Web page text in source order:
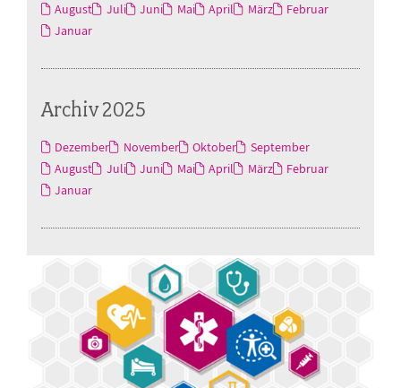
August Juli Juni Mai April März
Februar
Januar
Archiv 2025
Dezember November Oktober
September
August
Juli Juni Mai April März
Februar
Januar